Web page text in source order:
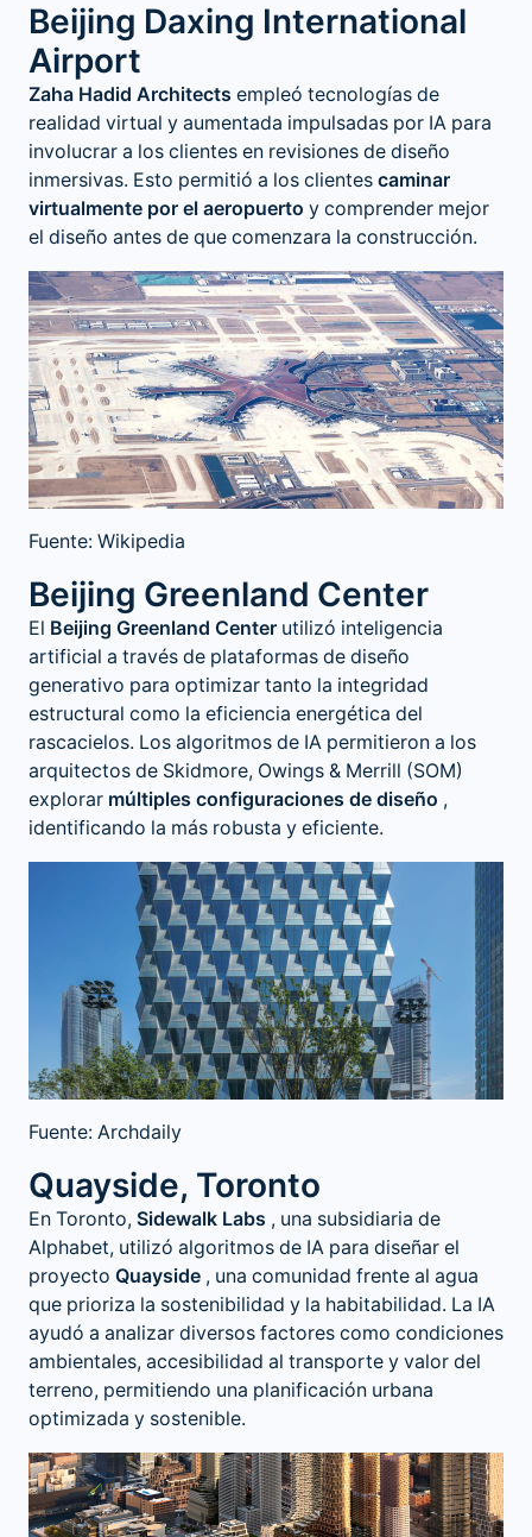
Beijing Daxing International
Airport
Zaha Hadid Architects empleó tecnologías de
realidad virtual y aumentada impulsadas por IA para
involucrar a los clientes en revisiones de diseño
inmersivas. Esto permitió a los clientes caminar
virtualmente por el aeropuerto y comprender mejor
el diseño antes de que comenzara la construcción.
Fuente: Wikipedia
Beijing Greenland Center
El Beijing Greenland Center utilizó inteligencia
artificial a través de plataformas de diseño
generativo para optimizar tanto la integridad
estructural como la eficiencia energética del
rascacielos. Los algoritmos de IA permitieron a los
arquitectos de Skidmore, Owings & Merrill (SOM)
explorar múltiples configuraciones de diseño ,
identificando la más robusta y eficiente.
Fuente: Archdaily
Quayside, Toronto
En Toronto, Sidewalk Labs , una subsidiaria de
Alphabet, utilizó algoritmos de IA para diseñar el
proyecto Quayside , una comunidad frente al agua
que prioriza la sostenibilidad y la habitabilidad. La IA
ayudó a analizar diversos factores como condiciones
ambientales, accesibilidad al transporte y valor del
terreno, permitiendo una planificación urbana
optimizada y sostenible​.